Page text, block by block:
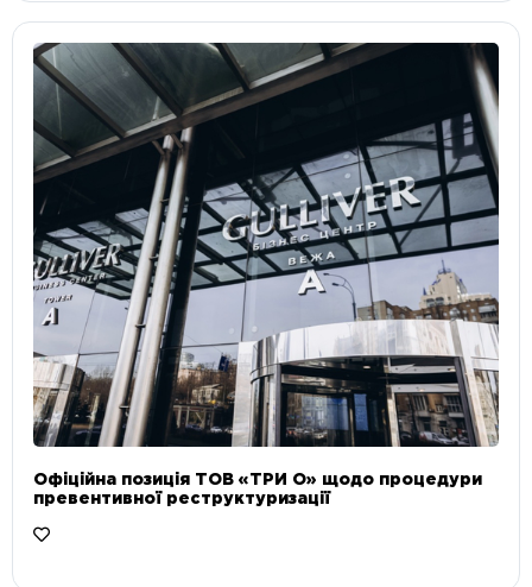
Офіційна позиція ТОВ «ТРИ О» щодо процедури
превентивної реструктуризації